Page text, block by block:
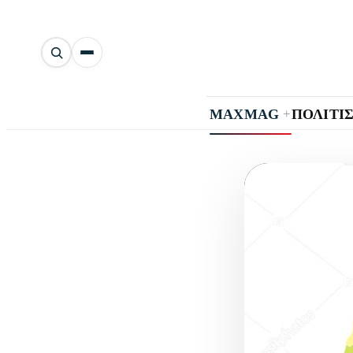
Αναζήτηση
άρθρων
MAXMAG +